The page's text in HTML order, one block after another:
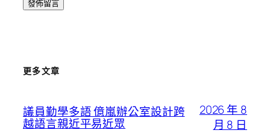
更多文章
議員勤學多語 億嵐辦公室設計跨
越語言親近平易近眾
2026 年 8
月 8 日